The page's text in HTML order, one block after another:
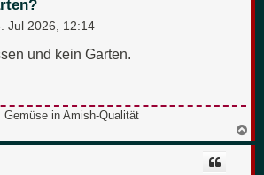
Jul 2026, 12:14
und kein Garten.
in Amish-Qualität
a